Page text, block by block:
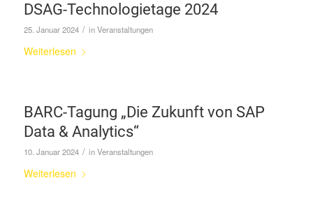
DSAG-Technologietage 2024
25. Januar 2024 / inVeranstaltungen
Weiterlesen
BARC-Tagung „Die Zukunft von SAP
Data & Analytics“
10. Januar 2024 / inVeranstaltungen
Weiterlesen